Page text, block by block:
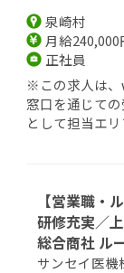
泉崎村
月給240,000
正社員
※この求人は、
窓口を通じて
として担当エ
【営業職・
研修充実／
総合商社 ル
サンセイ医機